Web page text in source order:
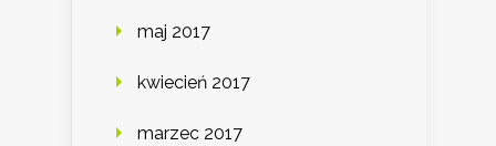
maj 2017
kwiecień 2017
marzec 2017